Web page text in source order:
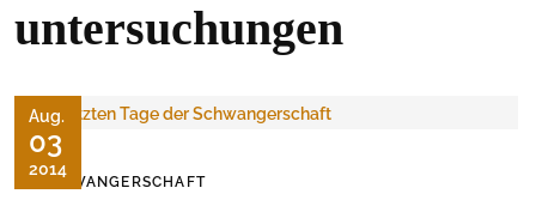
untersuchungen
Aug.
03
2014
SCHWANGERSCHAFT